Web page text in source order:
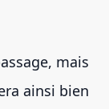
mais
ainsi bien